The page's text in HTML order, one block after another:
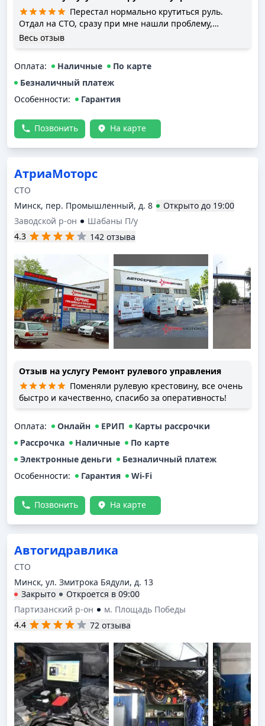
Перестал нормально крутиться руль.
Отдал на СТО, сразу при мне нашли проблему,
починили и отдали машину через часа 4
Весь отзыв
Оплата: Наличные
По карте
Безналичный платеж
Особенности:
Гарантия
Позвонить На карте
АтриаМоторс
СТО
Минск, пер. Промышленный, д. 8
Открыто до 19:00
Заводской р-он
Шабаны П/у
4.3
142 отзыва
Отзыв на услугу Ремонт рулевого управления
Поменяли рулевую крестовину, все очень
быстро и качественно, спасибо за оперативность!
Оплата: Онлайн ЕРИП
Карты рассрочки
Рассрочка
Наличные
По карте
Электронные деньги
Безналичный платеж
Особенности:
Гарантия Wi-Fi
Позвонить На карте
Автогидравлика
СТО
Минск, ул. Змитрока Бядули, д. 13
Закрыто
Откроется в 09:00
Партизанский р-он
м. Площадь Победы
4.4
72 отзыва